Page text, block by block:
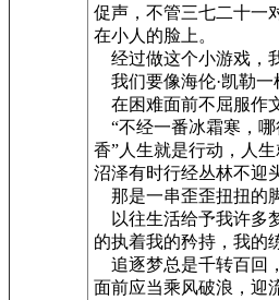
促声，不管三七二十一
在小人的脸上。
经过做这个小游戏，
我们要像海伦·凯勒一
在困难面前不屈服作
“不经一番冰霜寒，哪
香”人生就是行动，人
沼泽有时行经丛林不迎
那是一串歪歪扭扭的
以往生活给予我许多
的执着我的矜持，我的
追逐梦总是千转百回
面前应当乘风破浪，迎